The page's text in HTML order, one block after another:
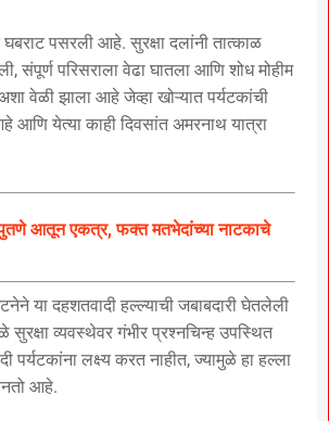
घबराट पसरली आहे. सुरक्षा दलांनी तात्काळ
संपूर्ण परिसराला वेढा घातला आणि शोध मोहीम
वेळी झाला आहे जेव्हा खोऱ्यात पर्यटकांची
येत्या काही दिवसांत अमरनाथ यात्रा
आतून एकत्र, फक्त मतभेदांच्या नाटकाचे
या दहशतवादी हल्ल्याची जबाबदारी घेतलेली
सुरक्षा व्यवस्थेवर गंभीर प्रश्नचिन्ह उपस्थित
पर्यटकांना लक्ष्य करत नाहीत, ज्यामुळे हा हल्ला
आहे.